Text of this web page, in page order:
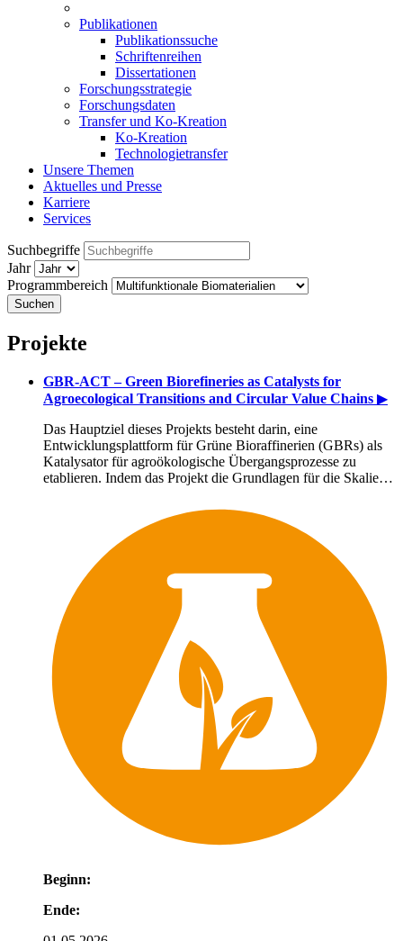
Publikationen
Publikationssuche
Schriftenreihen
Dissertationen
Forschungsstrategie
Forschungsdaten
Transfer und Ko-Kreation
Ko-Kreation
Technologietransfer
Unsere Themen
Aktuelles und Presse
Karriere
Services
Suchbegriffe
Jahr
Programmbereich
Projekte
GBR-ACT – Green Biorefineries as Catalysts for
Agroecological Transitions and Circular Value Chains ▶
Das Hauptziel dieses Projekts besteht darin, eine
Entwicklungsplattform für Grüne Bioraffinerien (GBRs) als
Katalysator für agroökologische Übergangsprozesse zu
etablieren. Indem das Projekt die Grundlagen für die Skalie…
Beginn:
Ende: